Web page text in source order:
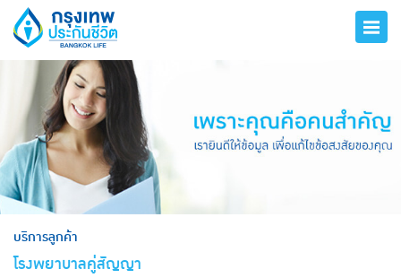
บริการลูกค้า
โรงพยาบาลคู่สัญญา